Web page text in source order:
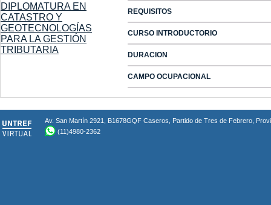
DIPLOMATURA EN
CATASTRO Y
GEOTECNOLOGÍAS
PARA LA GESTIÓN
TRIBUTARIA
REQUISITOS
CURSO INTRODUCTORIO
DURACION
CAMPO OCUPACIONAL
Av. San Martín 2921, B1678GQF Caseros, Partido de Tres de Febrero,
(11)4980-2362